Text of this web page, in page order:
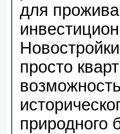
для
просто
природного